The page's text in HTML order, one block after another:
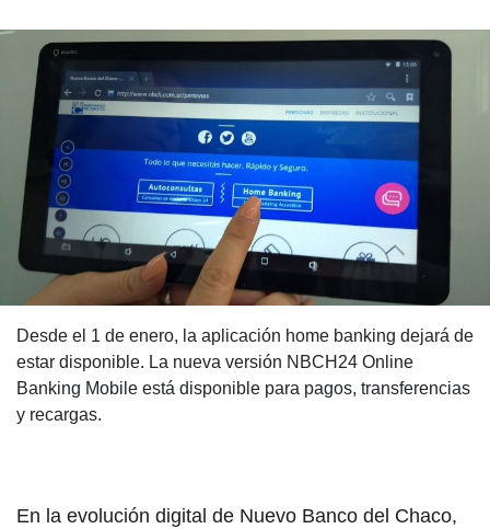
Desde el 1 de enero, la aplicación home banking dejará de
estar disponible. La nueva versión NBCH24 Online
Banking Mobile está disponible para pagos, transferencias
y recargas.
En la evolución digital de Nuevo Banco del Chaco,